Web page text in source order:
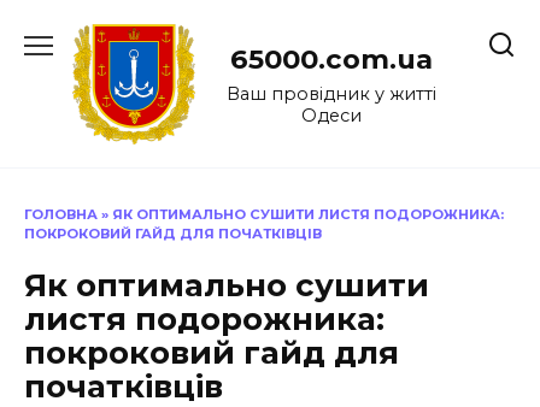
до
65000.com.ua
Ваш провідник у житті
Одеси
ГОЛОВНА » ЯК ОПТИМАЛЬНО СУШИТИ ЛИСТЯ ПОДОРОЖНИКА:
ПОКРОКОВИЙ ГАЙД ДЛЯ ПОЧАТКІВЦІВ
Як оптимально сушити
листя подорожника:
покроковий гайд для
початківців